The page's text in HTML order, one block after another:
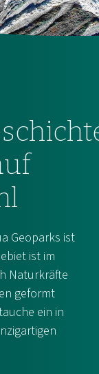
Geoparks ist
ist im
Naturkräfte
geformt
ein in